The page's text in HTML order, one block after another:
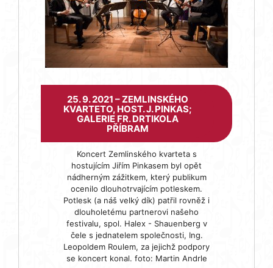
25. 9. 2021 – ZEMLINSKÉHO
KVARTETO, HOST. J. PINKAS;
GALERIE FR. DRTIKOLA
PŘÍBRAM
Koncert Zemlinského kvarteta s
hostujícím Jiřím Pinkasem byl opět
nádherným zážitkem, který publikum
ocenilo dlouhotrvajícím potleskem.
Potlesk (a náš velký dík) patřil rovněž i
dlouholetému partnerovi našeho
festivalu, spol. Halex - Shauenberg v
čele s jednatelem společnosti, Ing.
Leopoldem Roulem, za jejichž podpory
se koncert konal. foto: Martin Andrle